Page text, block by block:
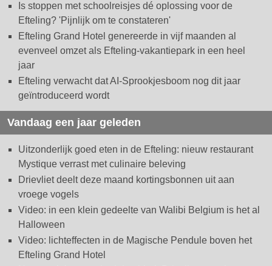
Is stoppen met schoolreisjes dé oplossing voor de
Efteling? 'Pijnlijk om te constateren'
Efteling Grand Hotel genereerde in vijf maanden al
evenveel omzet als Efteling-vakantiepark in een heel
jaar
Efteling verwacht dat AI-Sprookjesboom nog dit jaar
geïntroduceerd wordt
Vandaag een jaar geleden
Uitzonderlijk goed eten in de Efteling: nieuw restaurant
Mystique verrast met culinaire beleving
Drievliet deelt deze maand kortingsbonnen uit aan
vroege vogels
Video: in een klein gedeelte van Walibi Belgium is het al
Halloween
Video: lichteffecten in de Magische Pendule boven het
Efteling Grand Hotel